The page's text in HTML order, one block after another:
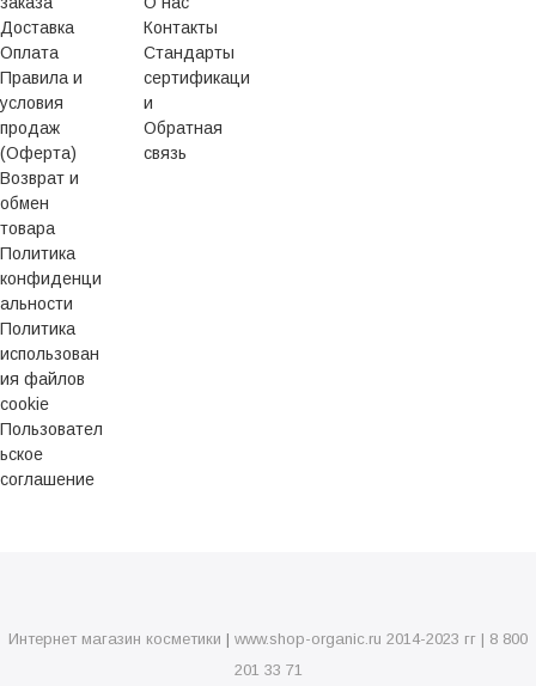
Доставка
Оплата
Правила и
условия
продаж
(Оферта)
Возврат и
обмен
товара
Политика
конфиденци
альности
Политика
использован
ия файлов
cookie
Пользовател
ьское
соглашение
Контакты
Стандарты
сертификаци
и
Обратная
связь
Интернет магазин косметики | www.shop-organic.ru 2014-2023 гг | 8 800
201 33 71